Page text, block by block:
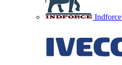
Indforce